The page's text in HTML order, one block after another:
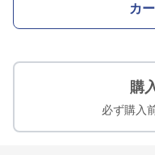
カ
購
必ず購入